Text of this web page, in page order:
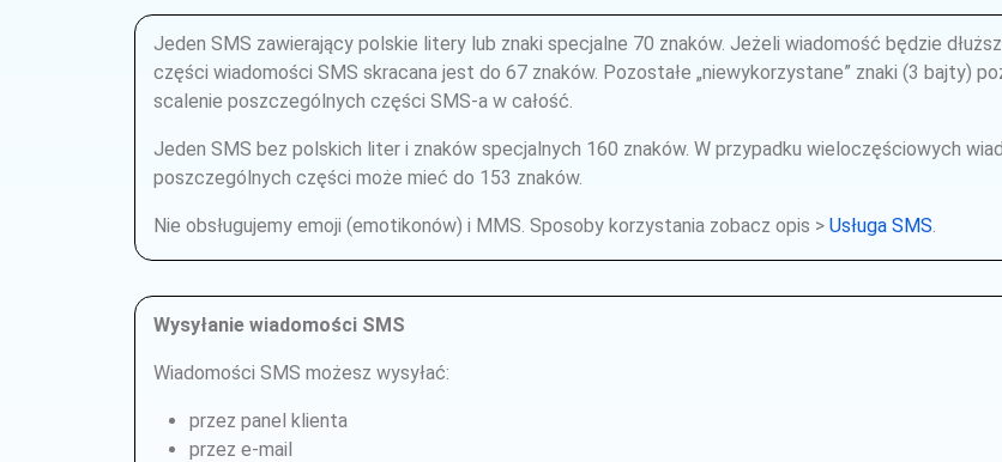
Jeden SMS zawierający polskie litery lub znaki specjalne 70 znaków. Jeżeli wiadomość będzie
części wiadomości SMS skracana jest do 67 znaków. Pozostałe „niewykorzystane” znaki (3 bajty)
scalenie poszczególnych części SMS-a w całość.
Jeden SMS bez polskich liter i znaków specjalnych 160 znaków. W przypadku wieloczęściowych
poszczególnych części może mieć do 153 znaków.
Nie obsługujemy emoji (emotikonów) i MMS. Sposoby korzystania zobacz opis > Usługa SMS.
Wysyłanie wiadomości SMS
Wiadomości SMS możesz wysyłać:
przez panel klienta
przez e-mail